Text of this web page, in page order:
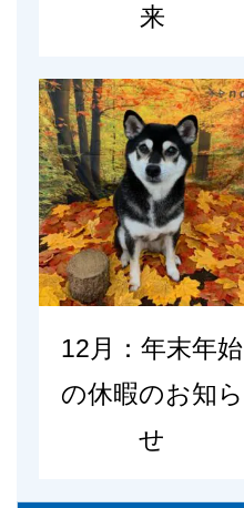
来
12月：年末年始
の休暇のお知ら
せ